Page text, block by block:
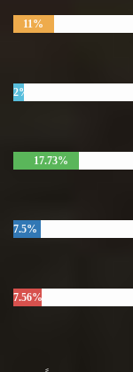
11%
2%
17.73%
7.5%
7.56%